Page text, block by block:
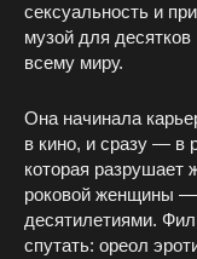
сексуальность и
музой для
всему миру.
Она начинала
в кино, и сразу — в
которая разрушает
роковой женщины —
десятилетиями.
спутать: ореол